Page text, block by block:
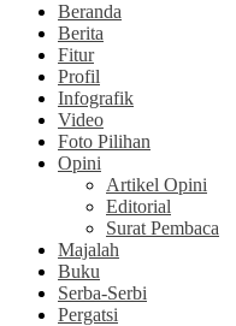
Beranda
Berita
Fitur
Profil
Infografik
Video
Foto Pilihan
Opini
Artikel Opini
Editorial
Surat Pembaca
Majalah
Buku
Serba-Serbi
Pergatsi